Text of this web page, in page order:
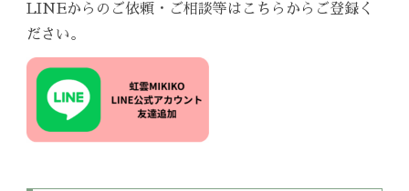
LINEからのご依頼・ご相談等はこちらからご登録く
ださい。